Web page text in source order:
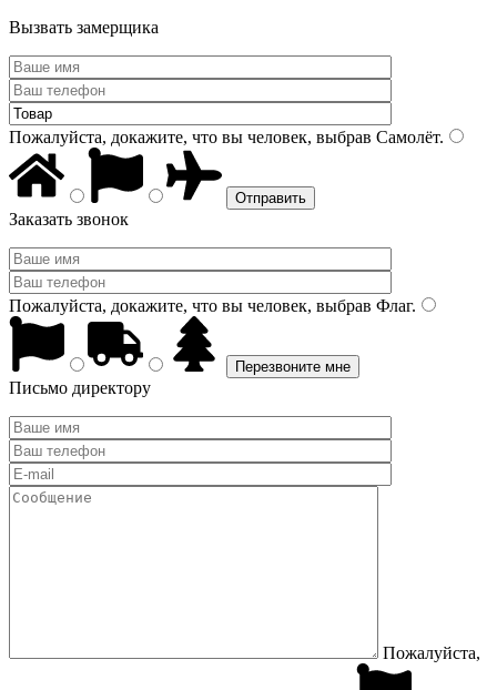
Вызвать замерщика
Пожалуйста, докажите, что вы человек, выбрав Самолёт.
Заказать звонок
Пожалуйста, докажите, что вы человек, выбрав Флаг.
Письмо директору
Пожалуйста,